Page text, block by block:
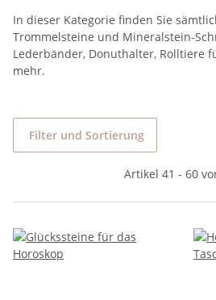
In dieser Kategorie finden Sie
Trommelsteine und Mineralstein-
Lederbänder, Donuthalter, Rolltiere
mehr.
Filter und Sortierung
Artikel 41 - 60